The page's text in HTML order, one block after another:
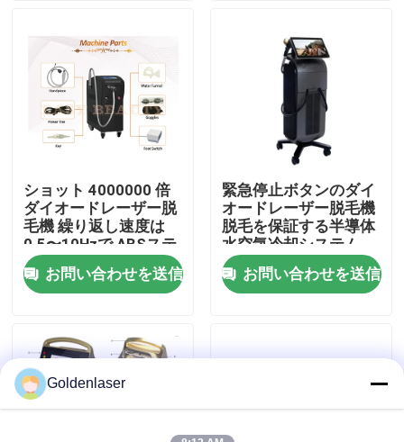
ビデオ
VRショー
私達について
工場旅行
品質管理
ニュース
ショット 4000000 倍
ダイオードレーザー脱
毛機 繰り返し速度は
0.5〜10Hzで ABSステ
ンレスステールハウジ
ングお問い合わせを送信
緊急停止ボタンのダイ
オードレーザー脱毛機
脱毛を保証する半導体
水空気冷却システム
お問い合わせを送信
Goldenlaser